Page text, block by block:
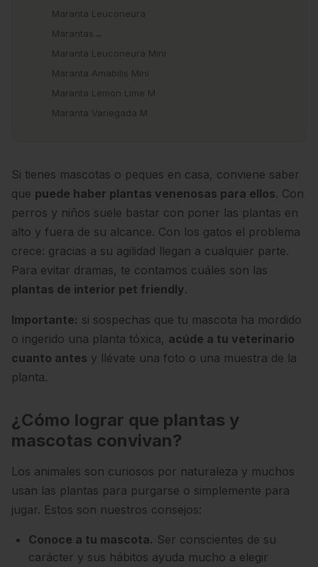
Maranta Leuconeura
Marantas→
Maranta Leuconeura Mini
Maranta Amabilis Mini
Maranta Lemon Lime M
Maranta Variegada M
Si tienes mascotas o peques en casa, conviene saber
que puede haber plantas venenosas para ellos. Con
perros y niños suele bastar con poner las plantas en
alto y fuera de su alcance. Con los gatos el problema
crece: gracias a su agilidad llegan a cualquier parte.
Para evitar dramas, te contamos cuáles son las
plantas de interior pet friendly.
Importante: si sospechas que tu mascota ha mordido
o ingerido una planta tóxica, acúde a tu veterinario
cuanto antes y llévate una foto o una muestra de la
planta.
¿Cómo lograr que plantas y
mascotas convivan?
Los animales son curiosos por naturaleza y muchos
usan las plantas para purgarse o simplemente para
jugar. Estos son nuestros consejos:
Conoce a tu mascota. Ser conscientes de su
carácter y sus hábitos ayuda mucho a elegir